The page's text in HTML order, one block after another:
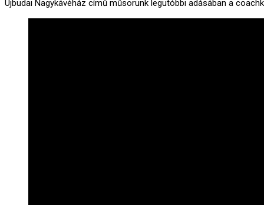
Újbudai Nagykávéház című műsorunk legutóbbi adásában a